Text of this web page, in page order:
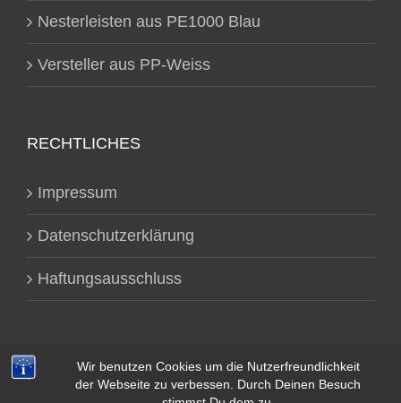
Wir benutzen Cookies um die Nutzerfreundlichkeit
der Webseite zu verbessen. Durch Deinen Besuch
Nesterleisten aus PE1000 Blau
Versteller aus PP-Weiss
RECHTLICHES
Impressum
Datenschutzerklärung
Haftungsausschluss